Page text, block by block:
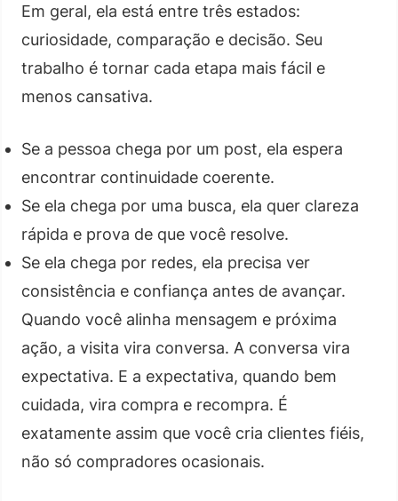
Em geral, ela está entre três estados:
curiosidade, comparação e decisão. Seu
trabalho é tornar cada etapa mais fácil e
menos cansativa.
Se a pessoa chega por um post, ela espera
encontrar continuidade coerente.
Se ela chega por uma busca, ela quer clareza
rápida e prova de que você resolve.
Se ela chega por redes, ela precisa ver
consistência e confiança antes de avançar.
Quando você alinha mensagem e próxima
ação, a visita vira conversa. A conversa vira
expectativa. E a expectativa, quando bem
cuidada, vira compra e recompra. É
exatamente assim que você cria clientes fiéis,
não só compradores ocasionais.